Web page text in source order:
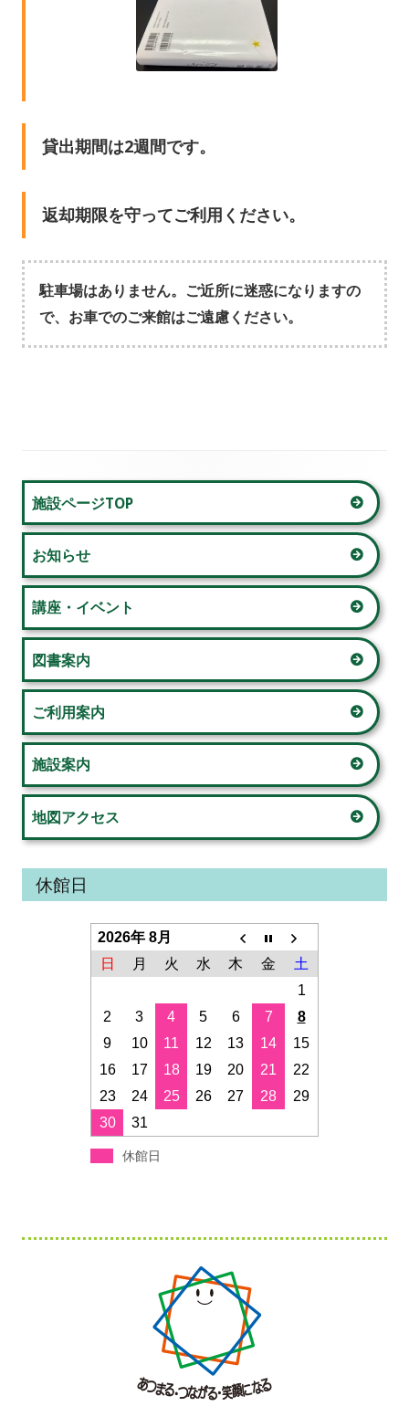
貸出期間は2週間です。
返却期限を守ってご利用ください。
駐車場はありません。ご近所に迷惑になりますの
で、お車でのご来館はご遠慮ください。
メ
イ
ン
サ
イ
ド
バ
ー
施設ページTOP
お知らせ
講座・イベント
図書案内
ご利用案内
施設案内
地図アクセス
休館日
2026年 8月
日
月 火 水 木 金
土
1
2
3 4 5 6 7
8
9
10 11 12 13 14
15
16
17 18 19 20 21
22
23
24 25 26 27 28
29
30
31
休館日